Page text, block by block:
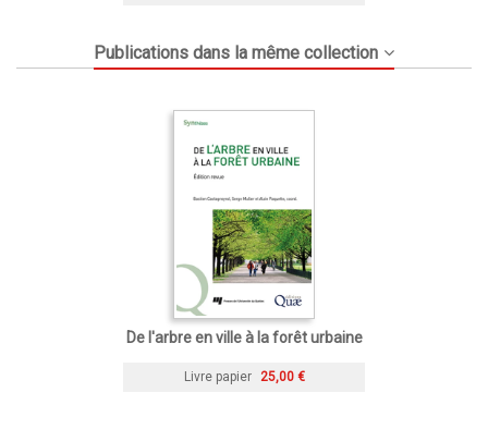
Publications dans la même collection
De l'arbre en ville à la forêt urbaine
Livre papier 25,00 €